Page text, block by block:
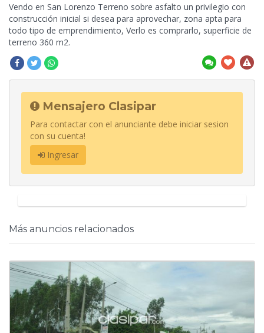
Vendo en San Lorenzo Terreno sobre asfalto un privilegio con
construcción inicial si desea para aprovechar, zona apta para
todo tipo de emprendimiento, Verlo es comprarlo, superficie de
terreno 360 m2.
Mensajero Clasipar
Para contactar con el anunciante debe iniciar sesion
con su cuenta!
Ingresar
Más anuncios relacionados